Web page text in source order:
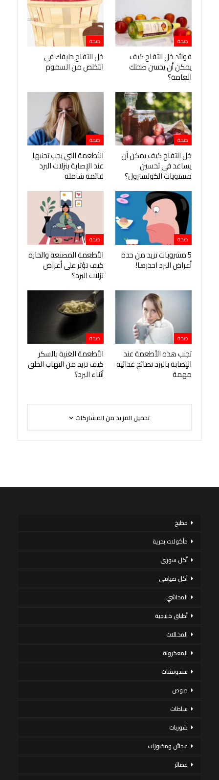
صحة
فوائد خل التفاح كيف
يمكن أن يحسن صحتك
العامة؟
صحة
خل التفاح حليفك في
التخلص من السموم
صحة
خل التفاح كيف يمكن أن
يساعد في تحسين
مستويات الكولسترول؟
صحة
الأطعمة التي يجب تجنبها
عند الإصابة بنزلات البرد
قائمة شاملة
صحة
5 مشروبات تزيد من حدة
أعراض البرد احذرها!
صحة
الأطعمة المصنعة والحارة
كيف تؤثر على أعراض
نزلات البرد؟
صحة
تجنب هذه الأطعمة عند
الإصابة بالبرد نصائح غذائية
مهمة
صحة
الأطعمة الغنية بالسكر
كيف تزيد من التهاب الحلق
أثناء البرد؟
تحميل المزيد من المشاركات
مطبخ
مأكولات بحرية
أكل سورى
أكل صيامي
المحاشي
أطباق خليجية
المخللات
المعكرونة
سندوتشات
صوص
سلطات
شوربات
عجائن ومخبوزات
عصائر